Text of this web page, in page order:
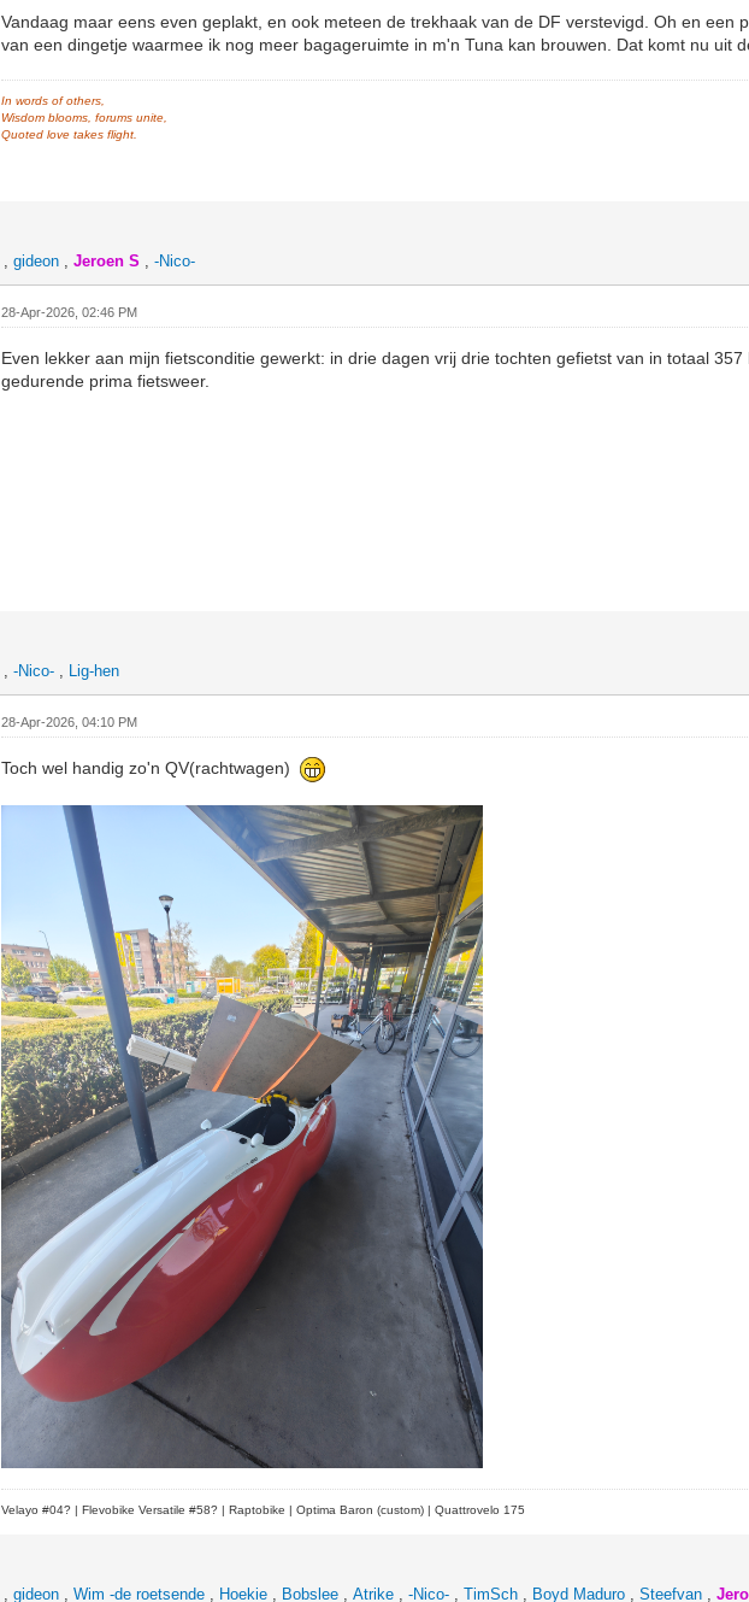
Vandaag maar eens even geplakt, en ook meteen de trekhaak van de DF verstevigd. Oh en een
van een dingetje waarmee ik nog meer bagageruimte in m'n Tuna kan brouwen. Dat komt nu uit
In words of others,
Wisdom blooms, forums unite,
Quoted love takes flight.
,gideon ,Jeroen S ,-Nico-
28-Apr-2026, 02:46 PM
Even lekker aan mijn fietsconditie gewerkt: in drie dagen vrij drie tochten gefietst van in totaal 357
gedurende prima fietsweer.
,-Nico- , Lig-hen
28-Apr-2026, 04:10 PM
Toch wel handig zo'n QV(rachtwagen)
Velayo #04? | Flevobike Versatile #58? | Raptobike | Optima Baron (custom) | Quattrovelo 175
,gideon ,Wim -de roetsende , Hoekie , Bobslee ,Atrike ,-Nico- ,TimSch , Boyd Maduro ,Steefvan ,